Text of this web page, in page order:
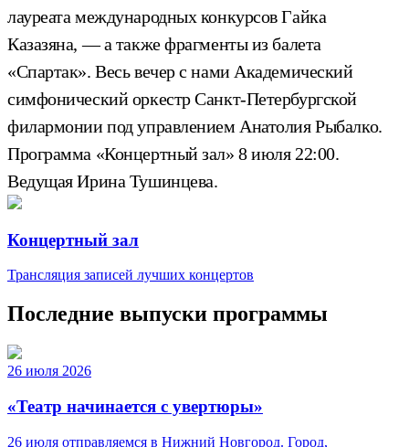
лауреата международных конкурсов Гайка
Казазяна, — а также фрагменты из балета
«Спартак». Весь вечер с нами Академический
симфонический оркестр Санкт-Петербургской
филармонии под управлением Анатолия Рыбалко.
Программа «Концертный зал» 8 июля 22:00.
Ведущая Ирина Тушинцева.
Концертный зал
Трансляция записей лучших концертов
Последние выпуски программы
26 июля 2026
«Театр начинается с увертюры»
26 июля отправляемся в Нижний Новгород. Город,